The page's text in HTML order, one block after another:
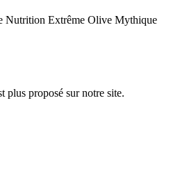
Nutrition Extrême Olive Mythique
plus proposé sur notre site.